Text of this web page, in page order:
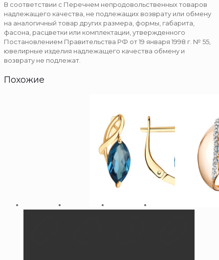
В соответствии с Перечнем непродовольственных товаров
надлежащего качества, не подлежащих возврату или обмену
на аналогичный товар других размера, формы, габарита,
фасона, расцветки или комплектации, утвержденного
Постановлением Правительства РФ от 19 января 1998 г. № 55,
ювелирные изделия надлежащего качества обмену и
возврату не подлежат.
Похожие